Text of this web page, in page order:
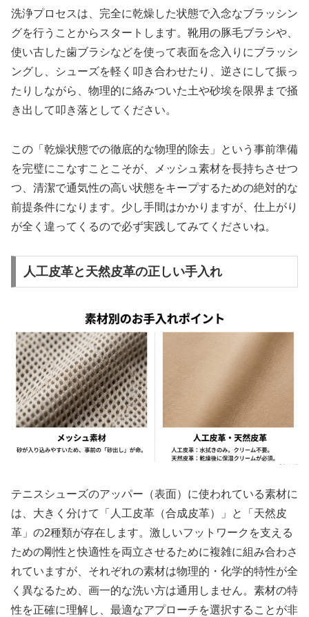
洗浄プロセスは、完全に乾燥した状態で入念なブラッシン
グを行うことからスタートします。靴用の豚毛ブラシや、
使い古した歯ブラシなどを使って表面を念入りにブラッシ
ングし、シューズを軽く叩き合わせたり、逆さにして振っ
たりしながら、物理的に絡みついた土や砂埃を限界まで掻
き出して叩き落としてください。
この「乾燥状態での徹底的な物理的除去」という事前準備
を完璧にこなすことこそが、メッシュ素材を長持ちさせつ
つ、清潔で通気性の高い状態をキープするための絶対的な
前提条件になります。少し手間はかかりますが、仕上がり
が全く違ってくるので必ず実践してみてくださいね。
人工皮革と天然皮革の正しい手入れ
テニスシューズのアッパー（表面）に使われている素材に
は、大きく分けて「人工皮革（合成皮革）」と「天然皮
革」の2種類が存在します。激しいフットワークを支える
ための剛性と快適性を両立させるために複雑に組み合わさ
れていますが、それぞれの素材は物理的・化学的特性が全
く異なるため、画一的な洗い方は通用しません。素材の特
性を正確に理解し、最適なアプローチを選択することが非